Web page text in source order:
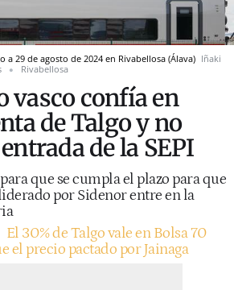
a 29 de agosto de 2024 en Rivabellosa (Álava) Iñaki
Rivabellosa
vasco confía en
de Talgo y no
de la SEPI
que se cumpla el plazo para que
por Sidenor entre en la
El 30% de Talgo vale en Bolsa 70
el precio pactado por Jainaga